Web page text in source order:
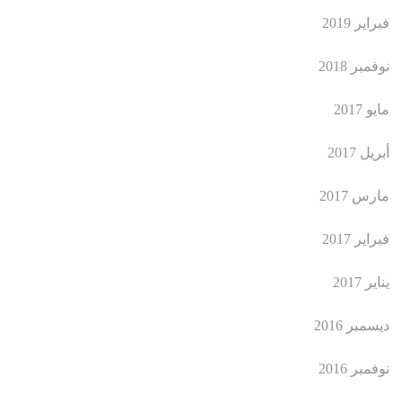
فبراير 2019
نوفمبر 2018
مايو 2017
أبريل 2017
مارس 2017
فبراير 2017
يناير 2017
ديسمبر 2016
نوفمبر 2016